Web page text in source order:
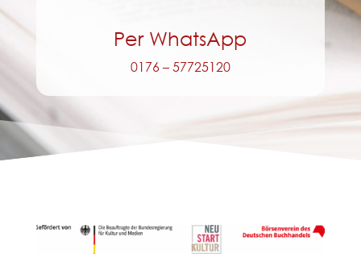
Per WhatsApp
0176 – 57725120